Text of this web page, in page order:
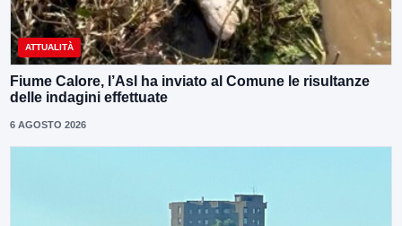
ATTUALITÀ
Fiume Calore, l’Asl ha inviato al Comune le risultanze
delle indagini effettuate
6 AGOSTO 2026